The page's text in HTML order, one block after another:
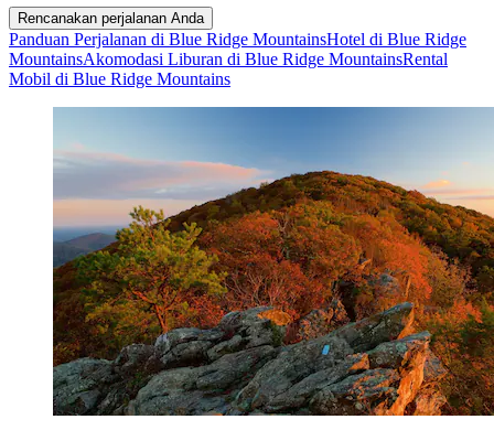
Rencanakan perjalanan Anda
Panduan Perjalanan di Blue Ridge MountainsHotel di Blue Ridge
MountainsAkomodasi Liburan di Blue Ridge MountainsRental
Mobil di Blue Ridge Mountains